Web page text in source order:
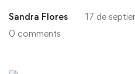
Sandra Flores
17 de
0 comments